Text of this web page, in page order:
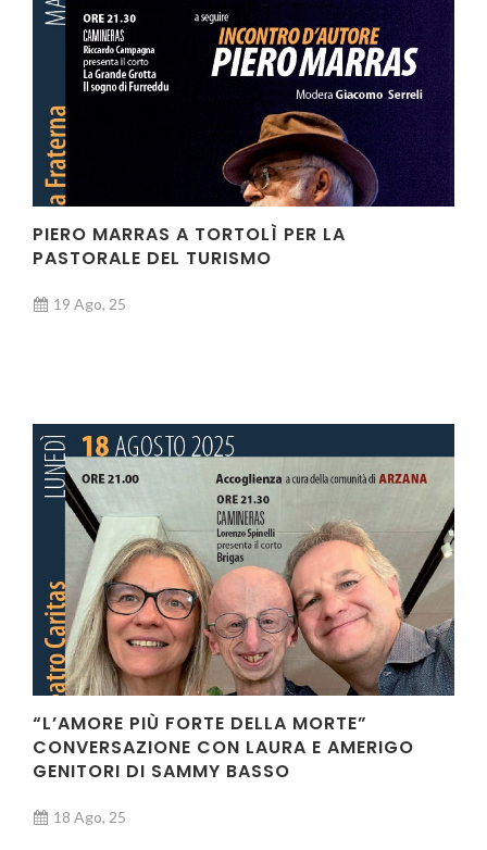
PIERO MARRAS A TORTOLÌ PER LA
PASTORALE DEL TURISMO
19 Ago, 25
“L’AMORE PIÙ FORTE DELLA MORTE”
CONVERSAZIONE CON LAURA E AMERIGO
GENITORI DI SAMMY BASSO
18 Ago, 25